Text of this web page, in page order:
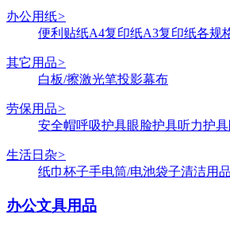
办公用纸>
便利贴纸A4复印纸A3复印纸各规
其它用品>
白板/擦激光笔投影幕布
劳保用品>
安全帽呼吸护具眼脸护具听力护具
生活日杂>
纸巾杯子手电筒/电池袋子清洁用品
办公文具用品